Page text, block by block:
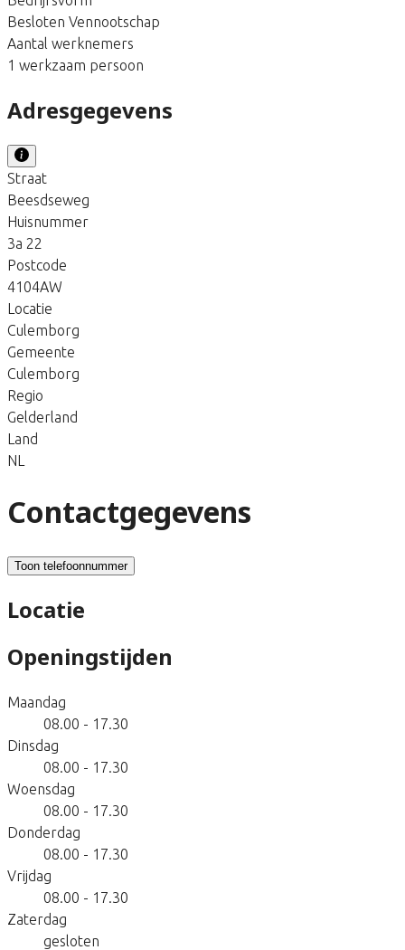
Besloten Vennootschap
Aantal werknemers
1 werkzaam persoon
Adresgegevens
Straat
Beesdseweg
Huisnummer
3a 22
Postcode
4104AW
Locatie
Culemborg
Gemeente
Culemborg
Regio
Gelderland
Land
NL
Contactgegevens
Toon telefoonnummer
Locatie
Openingstijden
Maandag
08.00 - 17.30
Dinsdag
08.00 - 17.30
Woensdag
08.00 - 17.30
Donderdag
08.00 - 17.30
Vrijdag
08.00 - 17.30
Zaterdag
gesloten